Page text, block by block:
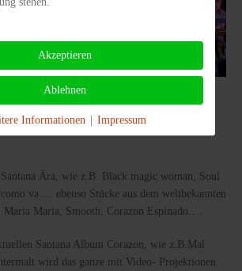
- Santana Band
Ära, wie z.B. Black magic woman, Soul
va…. ebenso Stücke aus dem weltbekannten
Maria, Smooth, Corazon Espinado….
Santana Album Corazon, wie z.B.Mal
wird das ganze mit Video- Projektionen
Akzeptieren
Ablehnen
Informationen Impressum